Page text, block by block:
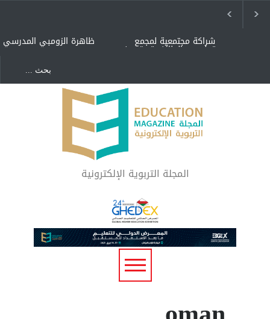
ظاهرة الزومبي المدرسي شراكة مجتمعية لمجمع
تعليمي بالطائف تستهدف
"كنت أنضرب ومافيني إلا
العافية" هل هذا مبرر
لاستمرار أسلوب التربية
المتوارث؟
لماذا تعد برامج توعية الأطفال
بخصوصية الجسد وقاية لا
فضول؟
المجلة التربوية الإلكترونية